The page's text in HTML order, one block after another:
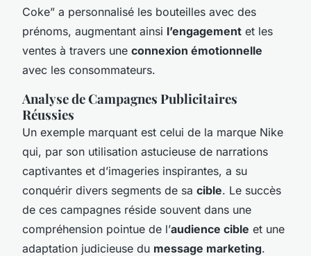
Coke” a personnalisé les bouteilles avec des
prénoms, augmentant ainsi l’engagement et les
ventes à travers une connexion émotionnelle
avec les consommateurs.
Analyse de Campagnes Publicitaires
Réussies
Un exemple marquant est celui de la marque Nike
qui, par son utilisation astucieuse de narrations
captivantes et d’imageries inspirantes, a su
conquérir divers segments de sa cible. Le succès
de ces campagnes réside souvent dans une
compréhension pointue de l’audience cible et une
adaptation judicieuse du message marketing.